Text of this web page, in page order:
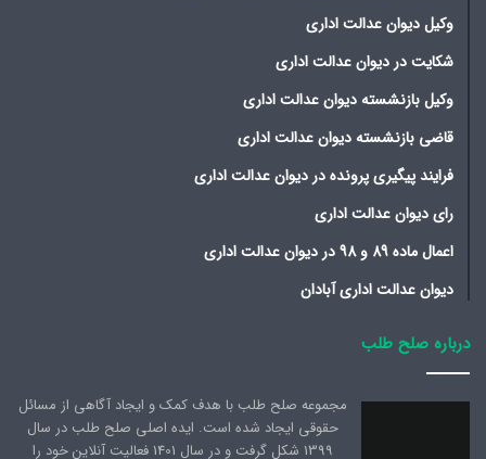
وکیل دیوان عدالت اداری
شکایت در دیوان عدالت اداری
وکیل بازنشسته دیوان عدالت اداری
قاضی بازنشسته دیوان عدالت اداری
فرایند پیگیری پرونده در دیوان عدالت اداری
رای دیوان عدالت اداری
اعمال ماده 89 و 98 در دیوان عدالت اداری
دیوان عدالت اداری آبادان
درباره صلح طلب
مجموعه صلح طلب با هدف کمک و ایجاد آگاهی از مسائل
حقوقی ایجاد شده است. ایده اصلی صلح طلب در سال
1399 شکل گرفت و در سال 1401 فعالیت آنلاین خود را